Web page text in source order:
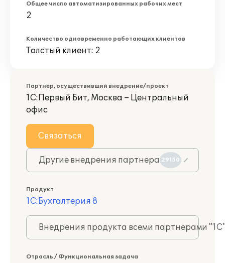
Общее число автоматизированных рабочих мест
2
Количество одновременно работающих клиентов
Толстый клиент: 2
Партнер, осуществивший внедрение/проект
1С:Первый Бит, Москва – Центральный
офис
Связаться
Другие внедрения партнера 29150
Продукт
1С:Бухгалтерия 8
Внедрения продукта всеми партнерами
Отрасль / Функциональная задача